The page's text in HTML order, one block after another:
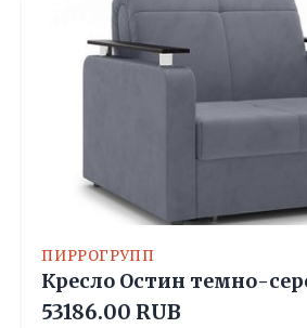
ПИРРОГРУПП
Кресло Остин темно-
53186.00 RUB